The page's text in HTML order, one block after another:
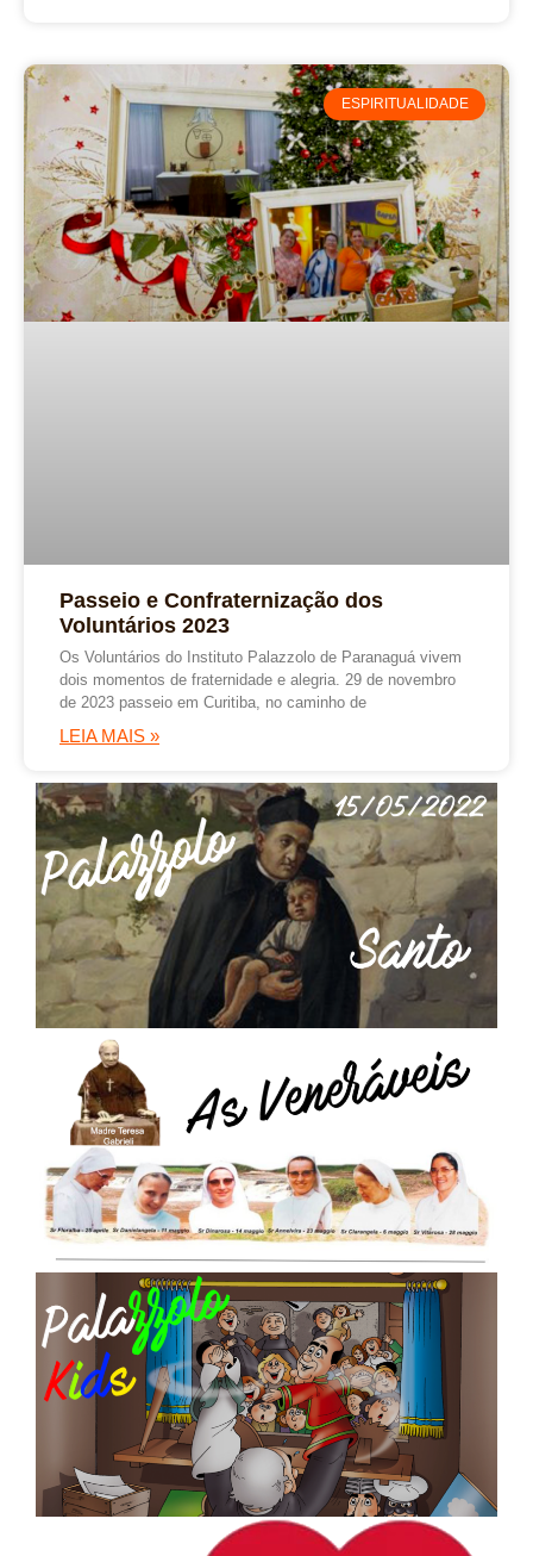
ESPIRITUALIDADE
Passeio e Confraternização dos
Voluntários 2023
Os Voluntários do Instituto Palazzolo de Paranaguá vivem
dois momentos de fraternidade e alegria. 29 de novembro
de 2023 passeio em Curitiba, no caminho de
LEIA MAIS »